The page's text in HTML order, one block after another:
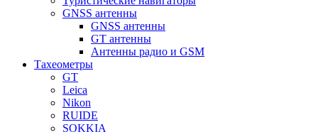
GNSS антенны
GNSS антенны
GT антенны
Антенны радио и GSM
Тахеометры
GT
Leica
Nikon
RUIDE
SOKKIA